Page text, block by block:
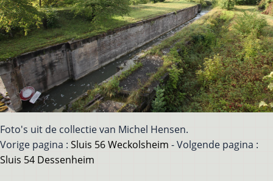
Foto's uit de collectie van Michel Hensen.
Vorige pagina : Sluis 56 Weckolsheim - Volgende pagina :
Sluis 54 Dessenheim